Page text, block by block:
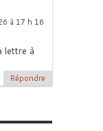
à 17 h 16
lettre à
Répondre